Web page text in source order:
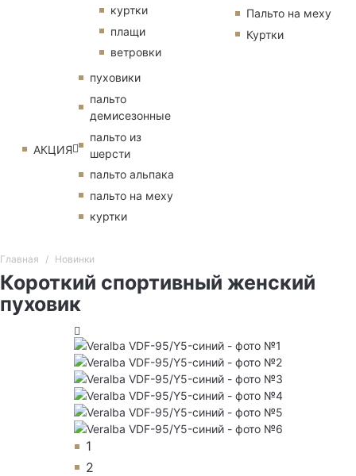
куртки
плащи
ветровки
АКЦИЯ
пуховики
пальто
демисезонные
пальто из
шерсти
пальто альпака
пальто на меху
куртки
Пальто на меху
Куртки
Главная Новинки
Короткий спортивный женский
пуховик
1
2